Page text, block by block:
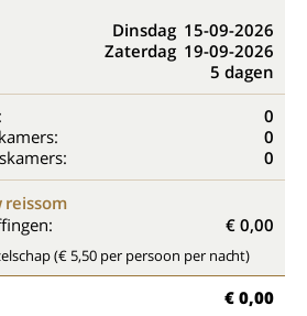
Dinsdag 15-09-2026
Zaterdag 19-09-2026
5 dagen
0
0
0
€ 0,00
(€ 5,50 per persoon per nacht)
€ 0,00